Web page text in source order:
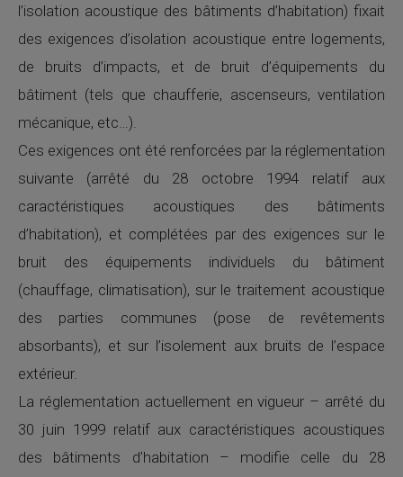
l’isolation acoustique des bâtiments d’habitation) fixait
des exigences d’isolation acoustique entre logements,
de bruits d’impacts, et de bruit d’équipements du
bâtiment (tels que chaufferie, ascenseurs, ventilation
mécanique, etc…).
Ces exigences ont été renforcées par la réglementation
suivante (arrêté du 28 octobre 1994 relatif aux
caractéristiques acoustiques des bâtiments
d’habitation), et complétées par des exigences sur le
bruit des équipements individuels du bâtiment
(chauffage, climatisation), sur le traitement acoustique
des parties communes (pose de revêtements
absorbants), et sur l’isolement aux bruits de l’espace
extérieur.
La réglementation actuellement en vigueur – arrêté du
30 juin 1999 relatif aux caractéristiques acoustiques
des bâtiments d’habitation – modifie celle du 28